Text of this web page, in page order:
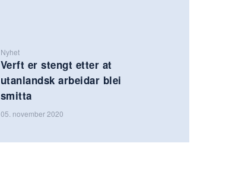
Nyhet
Verft er stengt etter at
utanlandsk arbeidar blei
smitta
05. november 2020